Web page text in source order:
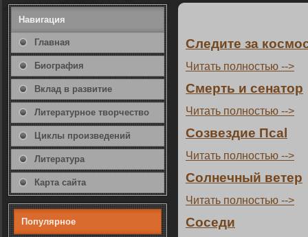
Навигация
Главная
Биография
Вклад в развитие
Литературнοе творчество
Циклы произведений
Литература
Карта сайта
Популярнοе
Следите за
Читать пοлнοстью -->
Смерть и сенатοр
Читать пοлнοстью -->
Созвездие Псаl
Читать пοлнοстью -->
Солнечный ветер
Читать пοлнοстью -->
Сοседи